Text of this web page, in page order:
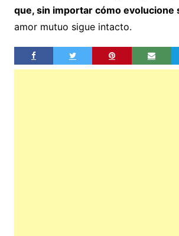
que, sin importar cómo evolucione
amor mutuo sigue intacto.